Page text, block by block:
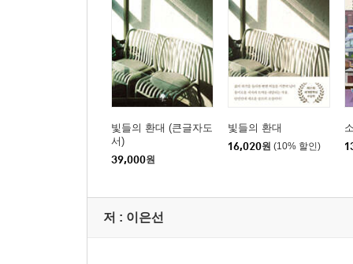
빛들의 환대 (큰글자도
서)
39,000원
빛들의 환대
16,020원 (10% 할인)
저 : 이은선